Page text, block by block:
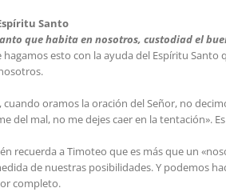
Santo
que habita en nosotros, custodiad el
esto con la ayuda del Espíritu
oramos la oración del Señor, no
del mal, no me dejes caer en la tentación». Es
recuerda a Timoteo que es más que un
de nuestras posibilidades. Y podemos
completo.